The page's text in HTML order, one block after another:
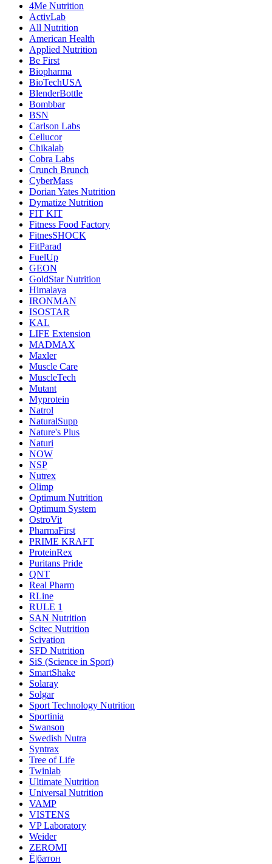
4Me Nutrition
ActivLab
All Nutrition
American Health
Applied Nutrition
Be First
Biopharma
BioTechUSA
BlenderBottle
Bombbar
BSN
Carlson Labs
Cellucor
Chikalab
Cobra Labs
Crunch Brunch
CyberMass
Dorian Yates Nutrition
Dymatize Nutrition
FIT KIT
Fitness Food Factory
FitnesSHOCK
FitParad
FuelUp
GEON
GoldStar Nutrition
Himalaya
IRONMAN
ISOSTAR
KAL
LIFE Extension
MADMAX
Maxler
Muscle Care
MuscleTech
Mutant
Myprotein
Natrol
NaturalSupp
Nature's Plus
Naturi
NOW
NSP
Nutrex
Olimp
Optimum Nutrition
Optimum System
OstroVit
PharmaFirst
PRIME KRAFT
ProteinRex
Puritans Pride
QNT
Real Pharm
RLine
RULE 1
SAN Nutrition
Scitec Nutrition
Scivation
SFD Nutrition
SiS (Science in Sport)
SmartShake
Solaray
Solgar
Sport Technology Nutrition
Sportinia
Swanson
Swedish Nutra
Syntrax
Tree of Life
Twinlab
Ultimate Nutrition
Universal Nutrition
VAMP
VISTENS
VP Laboratory
Weider
ZEROMI
Ё|батон